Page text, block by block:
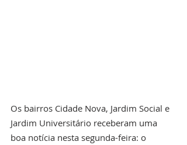
Os bairros Cidade Nova, Jardim Social e
Jardim Universitário receberam uma
boa notícia nesta segunda-feira: o